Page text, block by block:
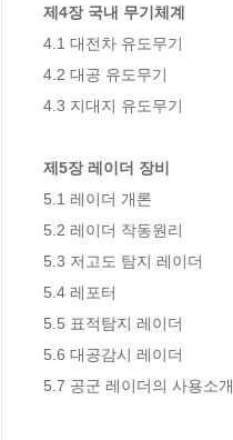
제4장 국내 무기체계
4.1 대전차 유도무기
4.2 대공 유도무기
4.3 지대지 유도무기
제5장 레이더 장비
5.1 레이더 개론
5.2 레이더 작동원리
5.3 저고도 탐지 레이더
5.4 레포터
5.5 표적탐지 레이더
5.6 대공감시 레이더
5.7 공군 레이더의 사용소개